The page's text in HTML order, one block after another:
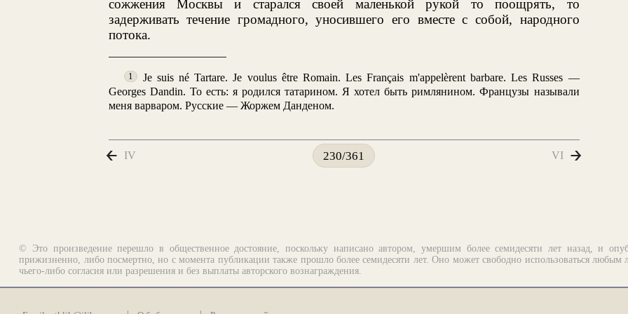
сожжения Москвы и старался своей маленькой рукой то поощрять, то
задерживать течение громадного, уносившего его вместе с собой, народного
потока.
1
Je suis né Tartare. Je voulus être Romain. Les Français m'appelèrent barbare. Les Russes —
Georges Dandin. То есть: я родился татарином. Я хотел быть римлянином. Французы называли
меня варваром. Русские — Жоржем Данденом.
IV 230/361 VI
© Это произведение перешло в общественное достояние, поскольку написано автором, умершим более семидесяти лет назад, и
прижизненно, либо посмертно, но с момента публикации также прошло более семидесяти лет. Оно может свободно использоваться любым
чьего-либо согласия или разрешения и без выплаты авторского вознаграждения.